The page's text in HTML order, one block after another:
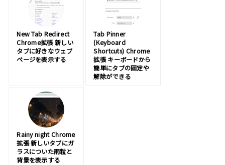
New Tab Redirect
Chrome拡張 新しい
タブに好きなウェブ
ページを表示する
Tab Pinner
(Keyboard
Shortcuts) Chrome
拡張 キーボードから
簡単にタブの固定や
解除ができる
Rainy night Chrome
拡張 新しいタブにガ
ラスについた雨粒と
背景を表示する